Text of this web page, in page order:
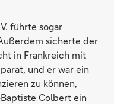
führte sogar
sicherte der
in Frankreich mit
und er war ein
zu können,
Colbert ein